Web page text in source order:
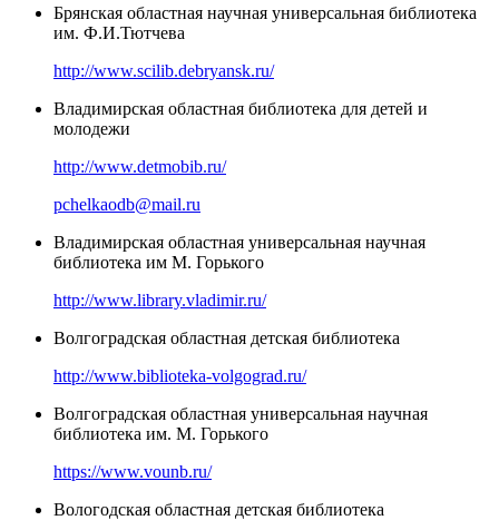
Брянская областная научная универсальная библиотека
им. Ф.И.Тютчева
http://www.scilib.debryansk.ru/
Владимирская областная библиотека для детей и
молодежи
http://www.detmobib.ru/
pchelkaodb@mail.ru
Владимирская областная универсальная научная
библиотека им М. Горького
http://www.library.vladimir.ru/
Волгоградская областная детская библиотека
http://www.biblioteka-volgograd.ru/
Волгоградская областная универсальная научная
библиотека им. М. Горького
https://www.vounb.ru/
Вологодская областная детская библиотека